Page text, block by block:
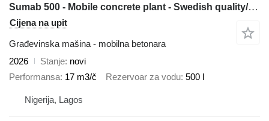
Sumab 500 - Mobile concrete plant - Swedish quality/Affordable price
Cijena na upit
Građevinska mašina - mobilna betonara
2026
Stanje novi
Performansa 17 m3/č Rezervoar za vodu 500 l
Nigerija, Lagos